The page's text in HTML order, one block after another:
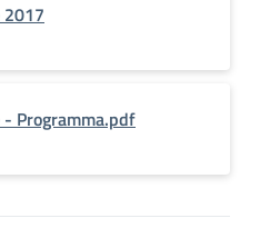
2017
Programma.pdf